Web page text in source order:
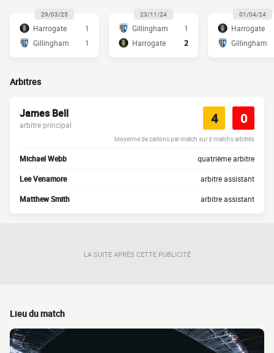
29/03/25
Harrogate
1
Gillingham
1
23/11/24
Gillingham
1
Harrogate
2
01/04/24
Harrogate
Gillingham
Arbitres
James Bell
arbitre principal 4 0
Moyenne de cartons par match sur 3 matchs arbitrés
Michael Webb quatrième arbitre
Lee Venamore arbitre assistant
Matthew Smith arbitre assistant
LA SUITE APRÈS CETTE PUBLICITÉ
Lieu du match